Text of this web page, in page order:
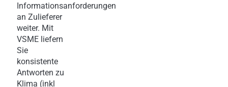
Informationsanforderungen
an Zulieferer
weiter. Mit
VSME liefern
Sie
konsistente
Antworten zu
Klima (inkl